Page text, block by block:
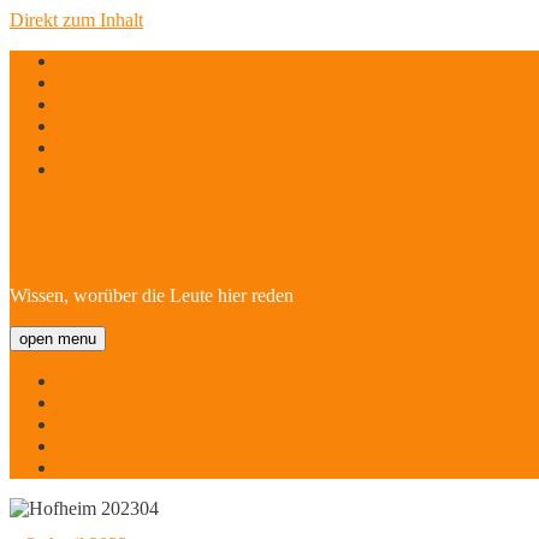
Direkt zum Inhalt
Wissen, worüber die Leute hier reden
open menu